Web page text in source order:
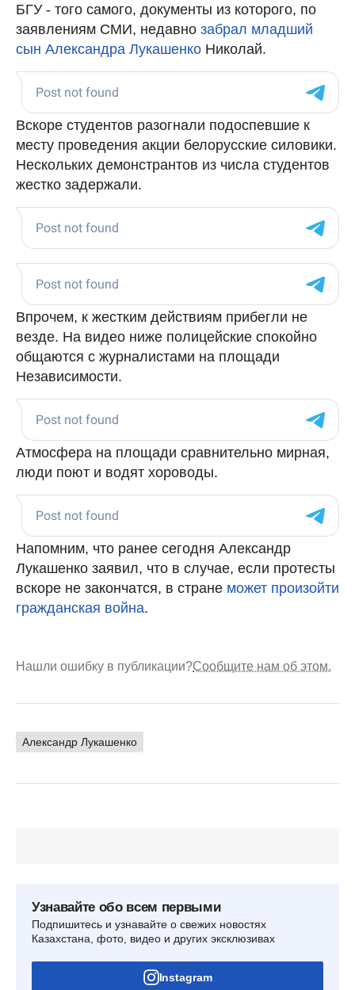
БГУ - того самого, документы из которого, по
заявлениям СМИ, недавно забрал младший
сын Александра Лукашенко Николай.
Вскоре студентов разогнали подоспевшие к
месту проведения акции белорусские силовики.
Нескольких демонстрантов из числа студентов
жестко задержали.
Впрочем, к жестким действиям прибегли не
везде. На видео ниже полицейские спокойно
общаются с журналистами на площади
Независимости.
Атмосфера на площади сравнительно мирная,
люди поют и водят хороводы.
Напомним, что ранее сегодня Александр
Лукашенко заявил, что в случае, если протесты
вскоре не закончатся, в стране может произойти
гражданская война.
Нашли ошибку в публикации?Сообщите нам об этом.
Александр Лукашенко
Узнавайте обо всем первыми
Подпишитесь и узнавайте о свежих новостях
Казахстана, фото, видео и других эксклюзивах
Instagram